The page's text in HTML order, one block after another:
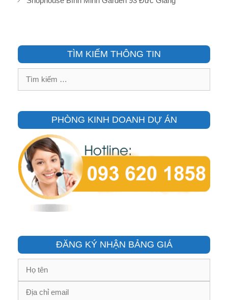
TÌM KIẾM THÔNG TIN
Tìm
PHÒNG KINH DOANH DỰ ÁN
ĐĂNG KÝ NHẬN BẢNG GIÁ